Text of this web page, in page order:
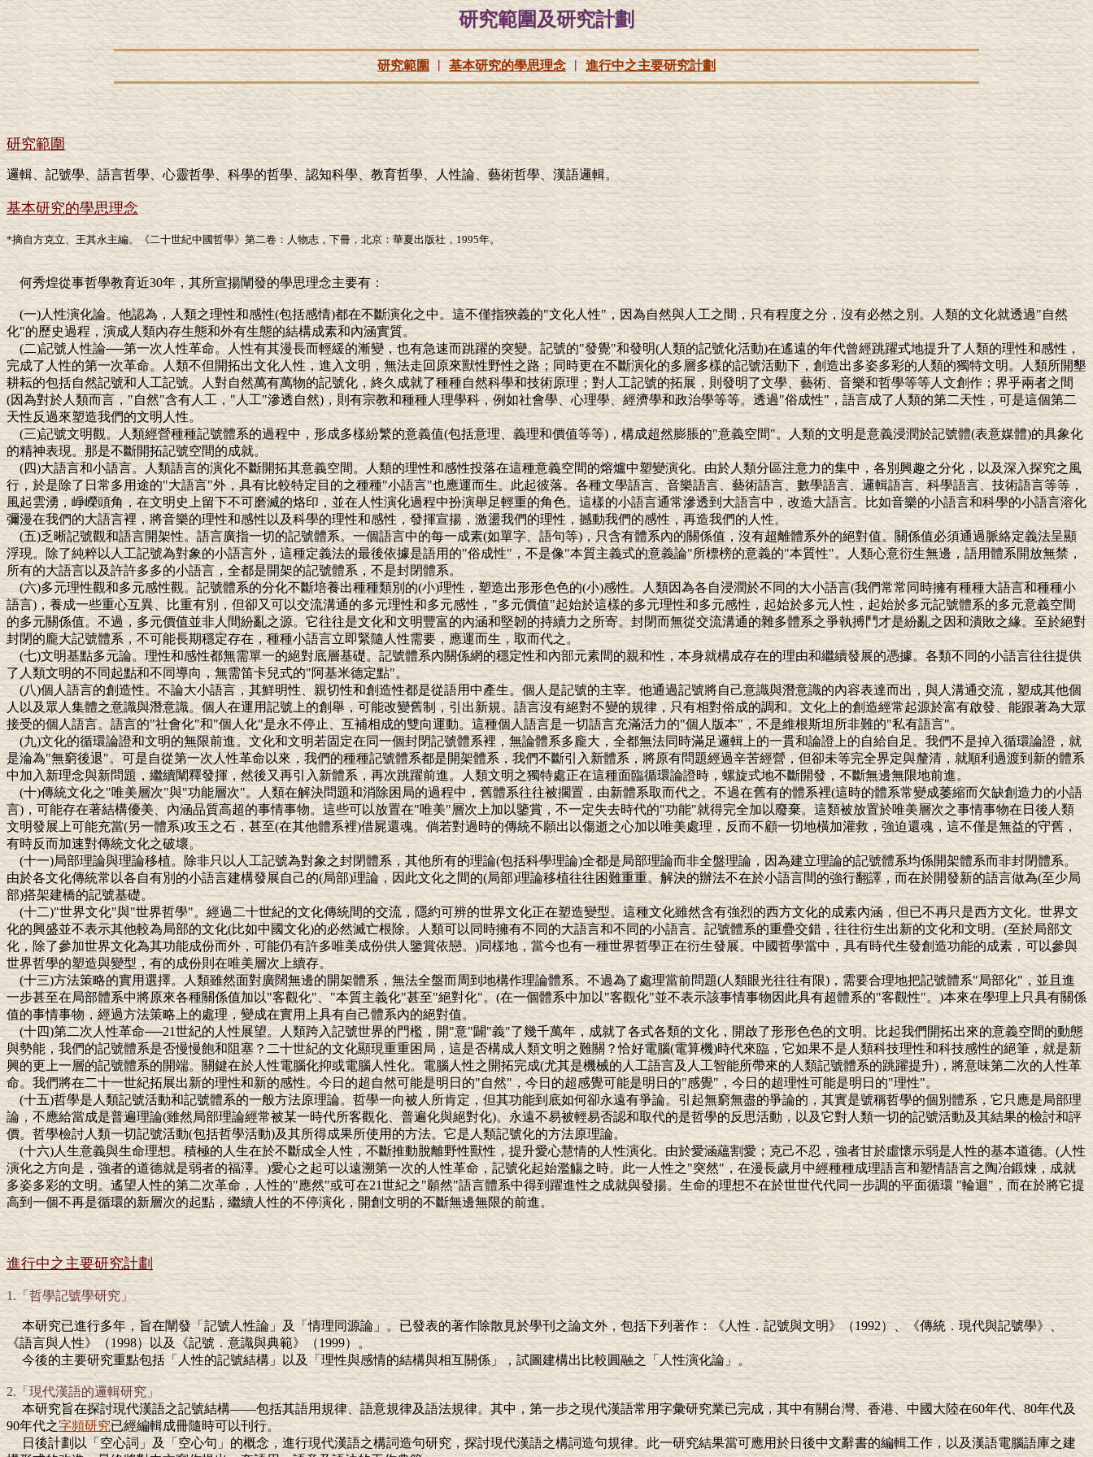
研究範圍及研究計劃
研究範圍 ︱ 基本研究的學思理念 ︱進行中之主要研究計劃
研究範圍
邏輯、記號學、語言哲學、心靈哲學、科學的哲學、認知科學、教育哲學、人性論、藝術哲學、漢語邏輯。
基本研究的學思理念
*摘自方克立、王其永主編。《二十世紀中國哲學》第二卷：人物志，下冊，北京：華夏出版社，1995年。
何秀煌從事哲學教育近30年，其所宣揚闡發的學思理念主要有：
(一)人性演化論。他認為，人類之理性和感性(包括感情)都在不斷演化之中。這不僅指狹義的"文化人性"，因為自然與人工之間，只有程度之分，沒有必然之別。人類的文化就透過"自然
化"的歷史過程，演成人類內存生態和外有生態的結構成素和內涵實質。
(二)記號人性論──第一次人性革命。人性有其漫長而輕緩的漸變，也有急速而跳躍的突變。記號的"發覺"和發明(人類的記號化活動)在遙遠的年代曾經跳躍式地提升了人類的理性和感性，
完成了人性的第一次革命。人類不但開拓出文化人性，進入文明，無法走回原來獸性野性之路；同時更在不斷演化的多層多樣的記號活動下，創造出多姿多彩的人類的獨特文明。人類所開墾
耕耘的包括自然記號和人工記號。人對自然萬有萬物的記號化，終久成就了種種自然科學和技術原理；對人工記號的拓展，則發明了文學、藝術、音樂和哲學等等人文創作；界乎兩者之間
(因為對於人類而言，"自然"含有人工，"人工"滲透自然)，則有宗教和種種人理學科，例如社會學、心理學、經濟學和政治學等等。透過"俗成性"，語言成了人類的第二天性，可是這個第二
天性反過來塑造我們的文明人性。
(三)記號文明觀。人類經營種種記號體系的過程中，形成多樣紛繁的意義值(包括意理、義理和價值等等)，構成超然膨脹的"意義空間"。人類的文明是意義浸潤於記號體(表意媒體)的具象化
的精神表現。那是不斷開拓記號空間的成就。
(四)大語言和小語言。人類語言的演化不斷開拓其意義空間。人類的理性和感性投落在這種意義空間的熔爐中塑變演化。由於人類分區注意力的集中，各別興趣之分化，以及深入探究之風
行，於是除了日常多用途的"大語言"外，具有比較特定目的之種種"小語言"也應運而生。此起彼落。各種文學語言、音樂語言、藝術語言、數學語言、邏輯語言、科學語言、技術語言等等，
風起雲湧，崢嶸頭角，在文明史上留下不可磨滅的烙印，並在人性演化過程中扮演舉足輕重的角色。這樣的小語言通常滲透到大語言中，改造大語言。比如音樂的小語言和科學的小語言溶化
彌漫在我們的大語言裡，將音樂的理性和感性以及科學的理性和感性，發揮宣揚，激盪我們的理性，撼動我們的感性，再造我們的人性。
(五)乏晰記號觀和語言開架性。語言廣指一切的記號體系。一個語言中的每一成素(如單字、語句等)，只含有體系內的關係值，沒有超離體系外的絕對值。關係值必須通過脈絡定義法呈顯
浮現。除了純粹以人工記號為對象的小語言外，這種定義法的最後依據是語用的"俗成性"，不是像"本質主義式的意義論"所標榜的意義的"本質性"。人類心意衍生無邊，語用體系開放無禁，
所有的大語言以及許許多多的小語言，全都是開架的記號體系，不是封閉體系。
(六)多元理性觀和多元感性觀。記號體系的分化不斷培養出種種類別的(小)理性，塑造出形形色色的(小)感性。人類因為各自浸潤於不同的大小語言(我們常常同時擁有種種大語言和種種小
語言)，養成一些重心互異、比重有別，但卻又可以交流溝通的多元理性和多元感性，"多元價值"起始於這樣的多元理性和多元感性，起始於多元人性，起始於多元記號體系的多元意義空間
的多元關係值。不過，多元價值並非人間紛亂之源。它往往是文化和文明豐富的內涵和堅韌的持續力之所寄。封閉而無從交流溝通的雜多體系之爭執搏鬥才是紛亂之因和潰敗之緣。至於絕對
封閉的龐大記號體系，不可能長期穩定存在，種種小語言立即緊隨人性需要，應運而生，取而代之。
(七)文明基點多元論。理性和感性都無需單一的絕對底層基礎。記號體系內關係網的穩定性和內部元素間的親和性，本身就構成存在的理由和繼續發展的憑據。各類不同的小語言往往提供
了人類文明的不同起點和不同導向，無需笛卡兒式的"阿基米德定點"。
(八)個人語言的創造性。不論大小語言，其鮮明性、親切性和創造性都是從語用中產生。個人是記號的主宰。他通過記號將自己意識與潛意識的內容表達而出，與人溝通交流，塑成其他個
人以及眾人集體之意識與潛意識。個人在運用記號上的創舉，可能改變舊制，引出新規。語言沒有絕對不變的規律，只有相對俗成的調和。文化上的創造經常起源於富有啟發、能跟著為大眾
接受的個人語言。語言的"社會化"和"個人化"是永不停止、互補相成的雙向運動。這種個人語言是一切語言充滿活力的"個人版本"，不是維根斯坦所非難的"私有語言"。
(九)文化的循環論證和文明的無限前進。文化和文明若固定在同一個封閉記號體系裡，無論體系多龐大，全都無法同時滿足邏輯上的一貫和論證上的自給自足。我們不是掉入循環論證，就
是淪為"無窮後退"。可是自從第一次人性革命以來，我們的種種記號體系都是開架體系，我們不斷引入新體系，將原有問題經過辛苦經營，但卻未等完全界定與釐清，就順利過渡到新的體系
中加入新理念與新問題，繼續闡釋發揮，然後又再引入新體系，再次跳躍前進。人類文明之獨特處正在這種面臨循環論證時，螺旋式地不斷開發，不斷無邊無限地前進。
(十)傳統文化之"唯美層次"與"功能層次"。人類在解決問題和消除困局的過程中，舊體系往往被擱置，由新體系取而代之。不過在舊有的體系裡(這時的體系常變成萎縮而欠缺創造力的小語
言)，可能存在著結構優美、內涵品質高超的事情事物。這些可以放置在"唯美"層次上加以鑒賞，不一定失去時代的"功能"就得完全加以廢棄。這類被放置於唯美層次之事情事物在日後人類
文明發展上可能充當(另一體系)攻玉之石，甚至(在其他體系裡)借屍還魂。倘若對過時的傳統不願出以傷逝之心加以唯美處理，反而不顧一切地橫加灌救，強迫還魂，這不僅是無益的守舊，
有時反而加速對傳統文化之破壞。
(十一)局部理論與理論移植。除非只以人工記號為對象之封閉體系，其他所有的理論(包括科學理論)全都是局部理論而非全盤理論，因為建立理論的記號體系均係開架體系而非封閉體系。
由於各文化傳統常以各自有別的小語言建構發展自己的(局部)理論，因此文化之間的(局部)理論移植往往困難重重。解決的辦法不在於小語言間的強行翻譯，而在於開發新的語言做為(至少局
部)搭架建橋的記號基礎。
(十二)"世界文化"與"世界哲學"。經過二十世紀的文化傳統間的交流，隱約可辨的世界文化正在塑造變型。這種文化雖然含有強烈的西方文化的成素內涵，但已不再只是西方文化。世界文
化的興盛並不表示其他較為局部的文化(比如中國文化)的必然滅亡根除。人類可以同時擁有不同的大語言和不同的小語言。記號體系的重疊交錯，往往衍生出新的文化和文明。(至於局部文
化，除了參加世界文化為其功能成份而外，可能仍有許多唯美成份供人鑒賞依戀。)同樣地，當今也有一種世界哲學正在衍生發展。中國哲學當中，具有時代生發創造功能的成素，可以參與
世界哲學的塑造與變型，有的成份則在唯美層次上續存。
(十三)方法策略的實用選擇。人類雖然面對廣闊無邊的開架體系，無法全盤而周到地構作理論體系。不過為了處理當前問題(人類眼光往往有限)，需要合理地把記號體系"局部化"，並且進
一步甚至在局部體系中將原來各種關係值加以"客觀化"、"本質主義化"甚至"絕對化"。(在一個體系中加以"客觀化"並不表示該事情事物因此具有超體系的"客觀性"。)本來在學理上只具有關係
值的事情事物，經過方法策略上的處理，變成在實用上具有自己體系內的絕對值。
(十四)第二次人性革命──21世紀的人性展望。人類跨入記號世界的門檻，開"意"闢"義"了幾千萬年，成就了各式各類的文化，開啟了形形色色的文明。比起我們開拓出來的意義空間的動態
與勢能，我們的記號體系是否慢慢飽和阻塞？二十世紀的文化顯現重重困局，這是否構成人類文明之難關？恰好電腦(電算機)時代來臨，它如果不是人類科技理性和科技感性的絕筆，就是新
興的更上一層的記號體系的開端。關鍵在於人性電腦化抑或電腦人性化。電腦人性之開拓完成(尤其是機械的人工語言及人工智能所帶來的人類記號體系的跳躍提升)，將意味第二次的人性革
命。我們將在二十一世紀拓展出新的理性和新的感性。今日的超自然可能是明日的"自然"，今日的超感覺可能是明日的"感覺"，今日的超理性可能是明日的"理性"。
(十五)哲學是人類記號活動和記號體系的一般方法原理論。哲學一向被人所肯定，但其功能到底如何卻永遠有爭論。引起無窮無盡的爭論的，其實是號稱哲學的個別體系，它只應是局部理
論，不應給當成是普遍理論(雖然局部理論經常被某一時代所客觀化、普遍化與絕對化)。永遠不易被輕易否認和取代的是哲學的反思活動，以及它對人類一切的記號活動及其結果的檢討和評
價。哲學檢討人類一切記號活動(包括哲學活動)及其所得成果所使用的方法。它是人類記號化的方法原理論。
(十六)人生意義與生命理想。積極的人生在於不斷成全人性，不斷推動脫離野性獸性，提升愛心慧情的人性演化。由於愛涵蘊割愛；克己不忍，強者甘於虛懷示弱是人性的基本道德。(人性
演化之方向是，強者的道德就是弱者的福澤。)愛心之起可以遠溯第一次的人性革命，記號化起始濫觴之時。此一人性之"突然"，在漫長歲月中經種種成理語言和塑情語言之陶冶鍛煉，成就
多姿多彩的文明。遙望人性的第二次革命，人性的"應然"或可在21世紀之"願然"語言體系中得到躍進性之成就與發揚。生命的理想不在於世世代代同一步調的平面循環 "輪迴"，而在於將它提
高到一個不再是循環的新層次的起點，繼續人性的不停演化，開創文明的不斷無邊無限的前進。
進行中之主要研究計劃
1.「哲學記號學研究」
本研究已進行多年，旨在闡發「記號人性論」及「情理同源論」。已發表的著作除散見於學刊之論文外，包括下列著作：《人性．記號與文明》（1992）、《傳統．現代與記號學》、
《語言與人性》（1998）以及《記號．意識與典範》（1999）。
今後的主要研究重點包括「人性的記號結構」以及「理性與感情的結構與相互關係」，試圖建構出比較圓融之「人性演化論」。
2.「現代漢語的邏輯研究」
本研究旨在探討現代漢語之記號結構——包括其語用規律、語意規律及語法規律。其中，第一步之現代漢語常用字彙研究業已完成，其中有關台灣、香港、中國大陸在60年代、80年代及
90年代之字頻研究已經編輯成冊隨時可以刊行。
日後計劃以「空心詞」及「空心句」的概念，進行現代漢語之構詞造句研究，探討現代漢語之構詞造句規律。此一研究結果當可應用於日後中文辭書的編輯工作，以及漢語電腦語庫之建